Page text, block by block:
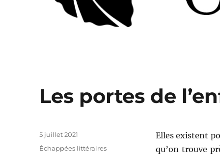
Les portes de
Elles existent
qu’on trouve
Publié
le
5 juillet 2021
Catégories
Échappées littéraires